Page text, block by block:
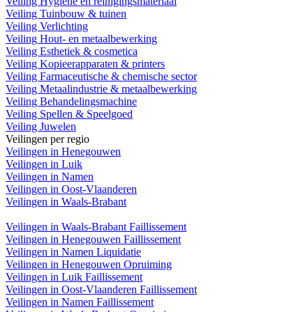
Veiling Tuinbouw & tuinen
Veiling Verlichting
Veiling Hout- en metaalbewerking
Veiling Esthetiek & cosmetica
Veiling Kopieerapparaten & printers
Veiling Farmaceutische & chemische sector
Veiling Metaalindustrie & metaalbewerking
Veiling Behandelingsmachine
Veiling Spellen & Speelgoed
Veiling Juwelen
Veilingen per regio
Veilingen in Henegouwen
Veilingen in Luik
Veilingen in Namen
Veilingen in Oost-Vlaanderen
Veilingen in Waals-Brabant
Veilingen in Waals-Brabant Faillissement
Veilingen in Henegouwen Faillissement
Veilingen in Namen Liquidatie
Veilingen in Henegouwen Opruiming
Veilingen in Luik Faillissement
Veilingen in Oost-Vlaanderen Faillissement
Veilingen in Namen Faillissement